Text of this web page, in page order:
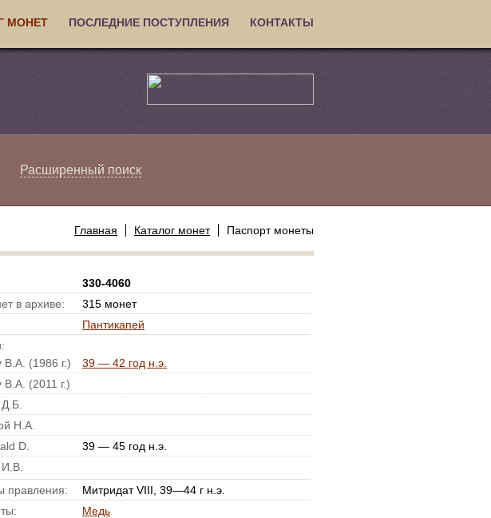
МОНЕТ ПОСЛЕДНИЕ ПОСТУПЛЕНИЯ КОНТАКТЫ
Расширенный поиск
Главная Каталог монет Паспорт монеты
330-4060
в архиве:
315 монет
Пантикапей
В.А. (1986 г.)
39 — 42 год н.э.
В.А. (2011 г.)
Н.А.
D.
39 — 45 год н.э.
правления:
Митридат VIII, 39—44 г н.э.
Медь